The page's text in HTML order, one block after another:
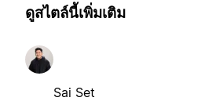
ดูสไตล์นี้เพิ่มเติม
Sai Set